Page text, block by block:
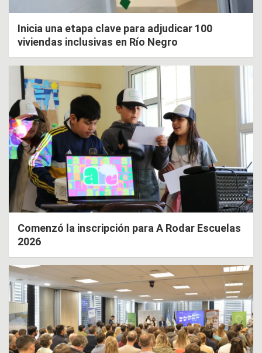
Inicia una etapa clave para adjudicar 100
viviendas inclusivas en Río Negro
Comenzó la inscripción para A Rodar Escuelas
2026